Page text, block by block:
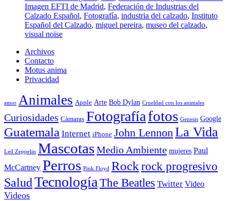
Imagen EFTI de Madrid, Federación de Industrias del
Calzado Español, Fotografía, industria del calzado, Instituto
Español del Calzado, miguel pereira, museo del calzado,
visual noise
Archivos
Contacto
Motus anima
Privacidad
amor Animales Apple Arte Bob Dylan Crueldad con los animales
Curiosidades Cámaras Fotografíafotos Genesis Google
Guatemala Internet iPhone John Lennon La Vida
Led Zeppelin MascotasMedio Ambiente mujeres Paul
McCartney Perros Pink Floyd Rock rock progresivo
SaludTecnología The Beatles Twitter Video
Videos